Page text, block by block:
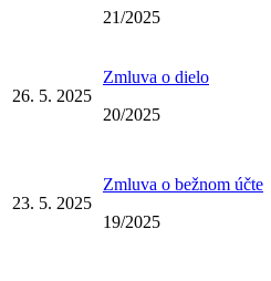
21/2025
26. 5. 2025
Zmluva o dielo
20/2025
23. 5. 2025
Zmluva o bežnom účte
19/2025